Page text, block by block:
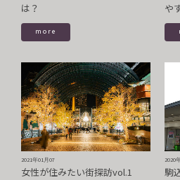
は？
more
や
2021年01月07
女性が住みたい街探訪vol.1
2020
駒